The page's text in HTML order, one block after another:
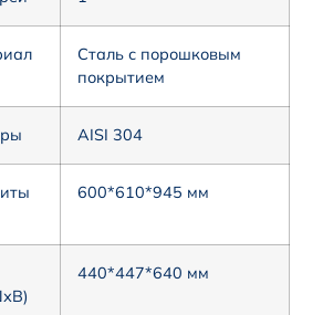
Сталь с порошковым
покрытием
AISI 304
600*610*945 мм
440*447*640 мм